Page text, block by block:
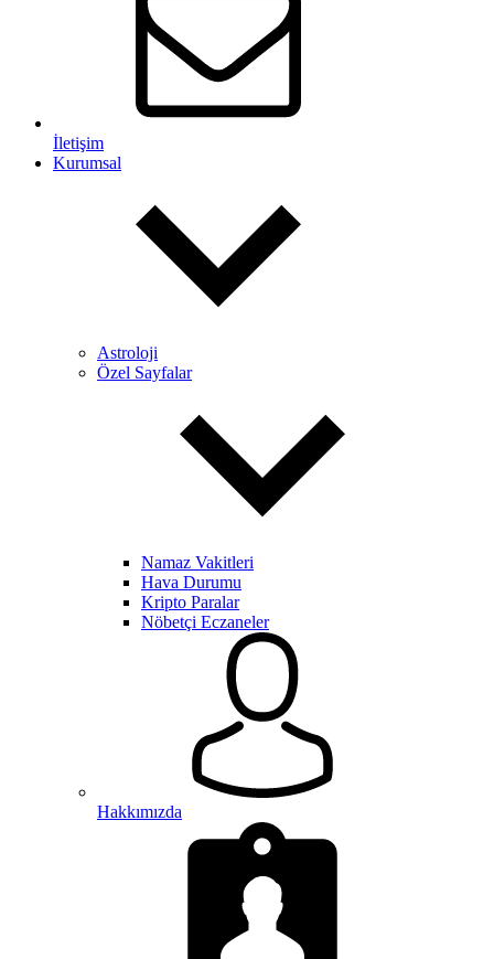
İletişim
Kurumsal
Astroloji
Özel Sayfalar
Namaz Vakitleri
Hava Durumu
Kripto Paralar
Nöbetçi Eczaneler
Hakkımızda